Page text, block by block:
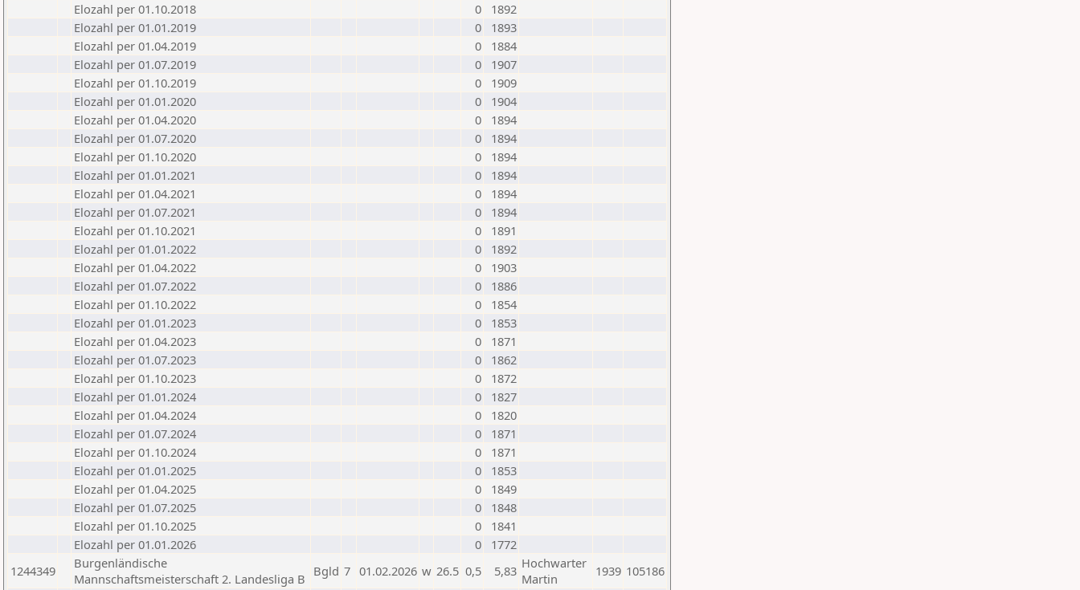
Elozahl per 01.10.2018
0
1892
Elozahl per 01.01.2019
0
1893
Elozahl per 01.04.2019
0
1884
Elozahl per 01.07.2019
0
1907
Elozahl per 01.10.2019
0
1909
Elozahl per 01.01.2020
0
1904
Elozahl per 01.04.2020
0
1894
Elozahl per 01.07.2020
0
1894
Elozahl per 01.10.2020
0
1894
Elozahl per 01.01.2021
0
1894
Elozahl per 01.04.2021
0
1894
Elozahl per 01.07.2021
0
1894
Elozahl per 01.10.2021
0
1891
Elozahl per 01.01.2022
0
1892
Elozahl per 01.04.2022
0
1903
Elozahl per 01.07.2022
0
1886
Elozahl per 01.10.2022
0
1854
Elozahl per 01.01.2023
0
1853
Elozahl per 01.04.2023
0
1871
Elozahl per 01.07.2023
0
1862
Elozahl per 01.10.2023
0
1872
Elozahl per 01.01.2024
0
1827
Elozahl per 01.04.2024
0
1820
Elozahl per 01.07.2024
0
1871
Elozahl per 01.10.2024
0
1871
Elozahl per 01.01.2025
0
1853
Elozahl per 01.04.2025
0
1849
Elozahl per 01.07.2025
0
1848
Elozahl per 01.10.2025
0
1841
Elozahl per 01.01.2026
0
1772
1244349
Burgenländische
Mannschaftsmeisterschaft 2. Landesliga B Bgld 7 01.02.2026 w 26.5 0,5 5,83 Hochwarter
Martin
1939 105186